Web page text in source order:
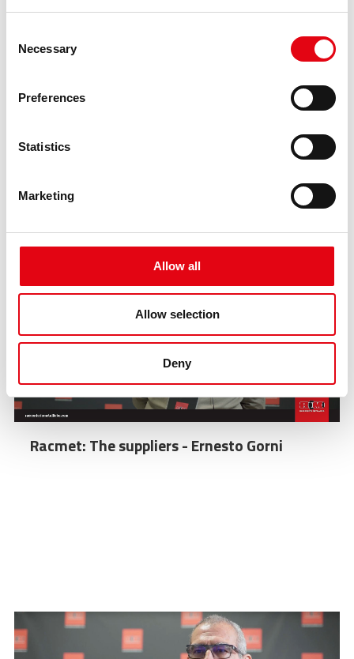
Selection
Necessary
Preferences
Statistics
Marketing
Allow all
Allow selection
Deny
Racmet: The suppliers - Ernesto Gorni